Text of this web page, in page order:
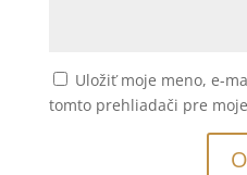
Uložiť moje meno, e-
tomto prehliadači pre